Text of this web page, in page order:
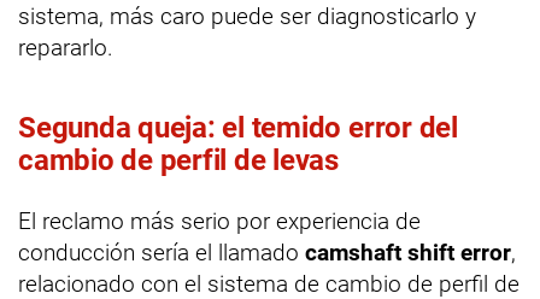
sistema, más caro puede ser diagnosticarlo y
repararlo.
Segunda queja: el temido error del
cambio de perfil de levas
El reclamo más serio por experiencia de
conducción sería el llamado camshaft shift error,
relacionado con el sistema de cambio de perfil de